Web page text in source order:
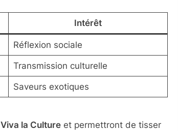
Intérêt
Réflexion sociale
Transmission culturelle
Saveurs exotiques
Viva la Culture et permettront de tisser